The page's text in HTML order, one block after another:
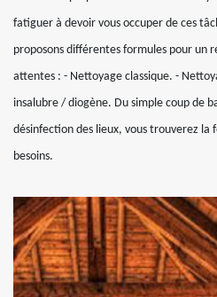
fatiguer à devoir vous occuper de ces
proposons différentes formules pour un
attentes : - Nettoyage classique. -
insalubre / diogène. Du simple coup de
désinfection des lieux, vous trouverez la
besoins.